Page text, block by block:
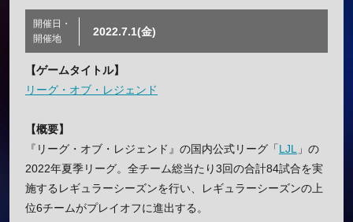
開催日・
開催地
2022.7.1(金)
【ゲームタイトル】
リーグ・オブ・レジェンド
【概要】
『リーグ・オブ・レジェンド』の国内公式リーグ「LJL 」の
2022年夏季リーグ。全チーム総当たり3回の合計84試合を実
施するレギュラーシーズンを行い、レギュラーシーズンの上
位6チームがプレイオフに進出する。